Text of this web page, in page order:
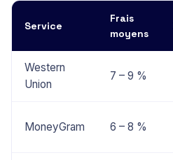
Service
Frais
moyens
Western
Union
7 – 9 %
MoneyGram 6 – 8 %